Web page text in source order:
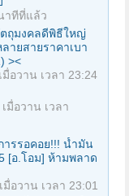
าทีที่แล้ว
ถุมงคลดีพิธีใหญ่
ายสายราคาเบา
><
เมื่อวาน เวลา 23:24
เมื่อวาน เวลา
รรอคอย!!! น้ำมัน
[อ.โอม] ห้ามพลาด
เมื่อวาน เวลา 23:01